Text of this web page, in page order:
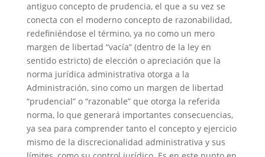
antiguo concepto de prudencia, el que a su vez se
conecta con el moderno concepto de razonabilidad,
redefiniéndose el término, ya no como un mero
margen de libertad “vacía” (dentro de la ley en
sentido estricto) de elección o apreciación que la
norma jurídica administrativa otorga a la
Administración, sino como un margen de libertad
“prudencial” o “razonable” que otorga la referida
norma, lo que generará importantes consecuencias,
ya sea para comprender tanto el concepto y ejercicio
mismo de la discrecionalidad administrativa y sus